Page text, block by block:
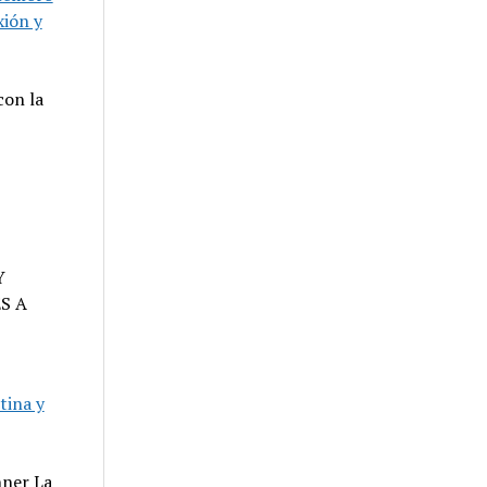
y
la
A
y
La